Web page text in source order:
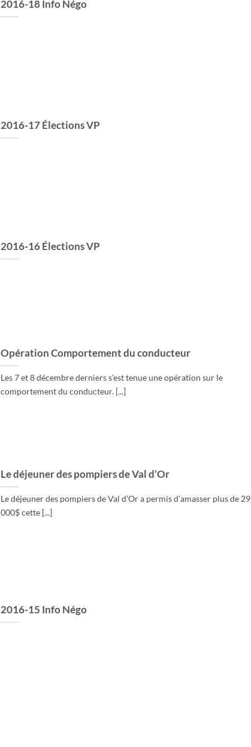
2016-18 Info Négo
2016-17 Élections VP
2016-16 Élections VP
Opération Comportement du conducteur
Les 7 et 8 décembre derniers s’est tenue une opération sur le
comportement du conducteur. [...]
Le déjeuner des pompiers de Val d’Or
Le déjeuner des pompiers de Val d’Or a permis d’amasser plus de 29
000$ cette [...]
2016-15 Info Négo